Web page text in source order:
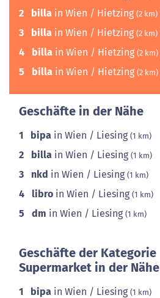
2 billa in Wien / Hietzing (2 km)
3 billa in Wien / Hietzing (2 km)
4 billa in Wien / Hietzing (2 km)
5 billa in Wien / Hietzing (2 km)
Geschäfte in der Nähe
1 bipa in Wien / Liesing (1 km)
2 billa in Wien / Liesing (1 km)
3 nkd in Wien / Liesing (1 km)
4 libro in Wien / Liesing (1 km)
5 dm in Wien / Liesing (1 km)
Geschäfte der Kategorie
Supermarket in der Nähe
1 bipa in Wien / Liesing (1 km)